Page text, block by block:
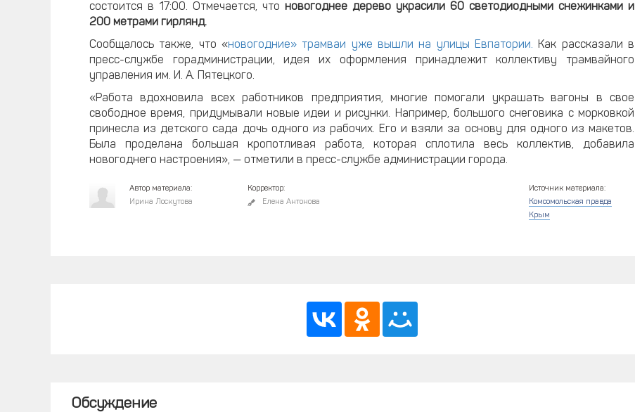
состоится в 17:00. Отмечается, что новогоднее дерево украсили 60 светодиодными снежинками и
200 метрами гирлянд.
Сообщалось также, что «новогодние» трамваи уже вышли на улицы Евпатории. Как рассказали в
пресс-службе горадминистрации, идея их оформления принадлежит коллективу трамвайного
управления им. И. А. Пятецкого.
«Работа вдохновила всех работников предприятия, многие помогали украшать вагоны в свое
свободное время, придумывали новые идеи и рисунки. Например, большого снеговика с морковкой
принесла из детского сада дочь одного из рабочих. Его и взяли за основу для одного из макетов.
Была проделана большая кропотливая работа, которая сплотила весь коллектив, добавила
новогоднего настроения», — отметили в пресс-службе администрации города.
Автор материала:
Ирина Лоскутова
Корректор:
Елена Антонова
Источник материала:
Комсомольская правда
Крым
Обсуждение